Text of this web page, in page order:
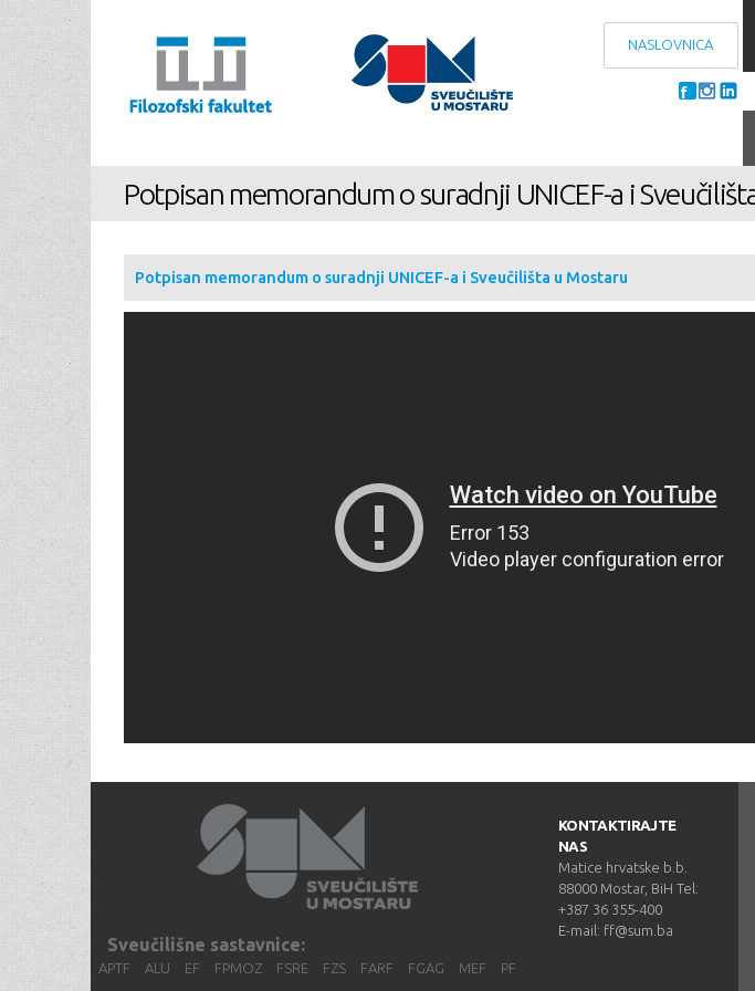
content
NASLOVNICA
You are here
Potpisan memorandum o suradnji UNICEF-a i
Potpisan memorandum o suradnji UNICEF-a i Sveučilišta u Mostaru
Sveučilišne sastavnice:
APTF ALU EF FPMOZ FSRE FZS FARF FGAG MEF PF
KONTAKTIRAJTE
NAS
Matice hrvatske b.b.
88000 Mostar, BiH Tel:
+387 36 355-400
E-mail: ff@sum.ba